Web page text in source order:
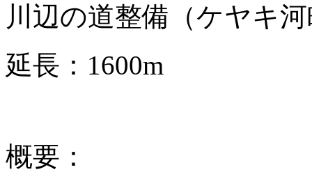
川辺の道整備（ケヤキ
延長：1600m
概要：